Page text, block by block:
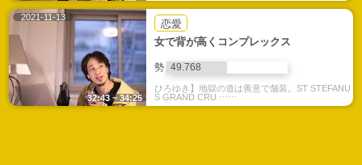
2021-11-13
恋愛
女で背が高くコンプレックス
勢 49.768
ひろゆき】地獄の道は善意で舗装。ST STEFANU
S GRAND CRU ⋯⋯
32:43 ~ 34:25